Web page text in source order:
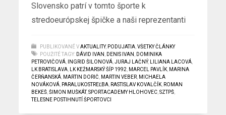
Slovensko patrí v tomto športe k
stredoeurópskej špičke a naši reprezentanti
PUBLIKOVANÉ V AKTUALITY, PODUJATIA ,VŠETKY ČLÁNKY
POUŽITÉ TAGY: DÁVID IVAN DENIS IVAN
DOMINIKA
PETROVIČOVÁ
INGRID ŠILONOVÁ ,JURAJ LAČNÝ, LILIANA LACOVÁ
LK BRATISLAVA
LK KEŽMARSKÝ ŠÍP 1992 MARCEL PAVLÍK MARINA
ČERŇANSKÁ MARTIN DORIČ MARTIN VEBER MICHAELA
NOVÁKOVÁ PARALUKOSTREĽBA RASTISLAV KOVALČÍK ROMAN
BEKEŠ ,ŠIMON MUŠKÁT,SPORTACADEMY HLOHOVEC ,SZTPŠ
TELESNE POSTIHNUTÍ ŠPORTOVCI